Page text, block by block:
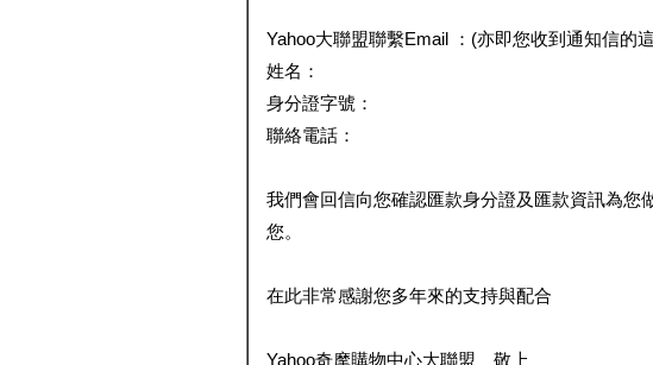
Yahoo大聯盟聯繫Email ：(亦即您收到通知信的
姓名：
身分證字號：
聯絡電話：
我們會回信向您確認匯款身分證及匯款資訊為
您。
在此非常感謝您多年來的支持與配合
Yahoo奇摩購物中心大聯盟 敬上